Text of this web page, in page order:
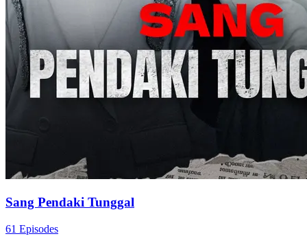
Sang Pendaki Tunggal
61 Episodes